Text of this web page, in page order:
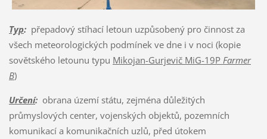
Typ:přepadový stíhací letoun uzpůsobený pro činnost za
všech meteorologických podmínek ve dne i v noci (kopie
sovětského letounu typu Mikojan-Gurjevič MiG-19P Farmer
B)
Určení:obrana území státu, zejména důležitých
průmyslových center, vojenských objektů, pozemních
komunikací a komunikačních uzlů, před útokem